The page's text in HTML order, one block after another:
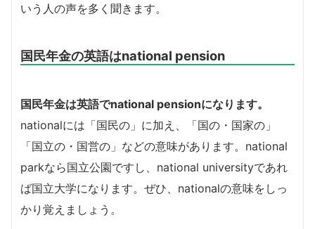
いう人の声を多く聞きます。
国民年金の英語はnational pension
国民年金は英語でnational pensionになります。
nationalには「国民の」に加え、「国の・国家の」
「国立の・国営の」などの意味があります。national
parkなら国立公園ですし、national universityであれ
ば国立大学になります。ぜひ、nationalの意味をしっ
かり覚えましょう。